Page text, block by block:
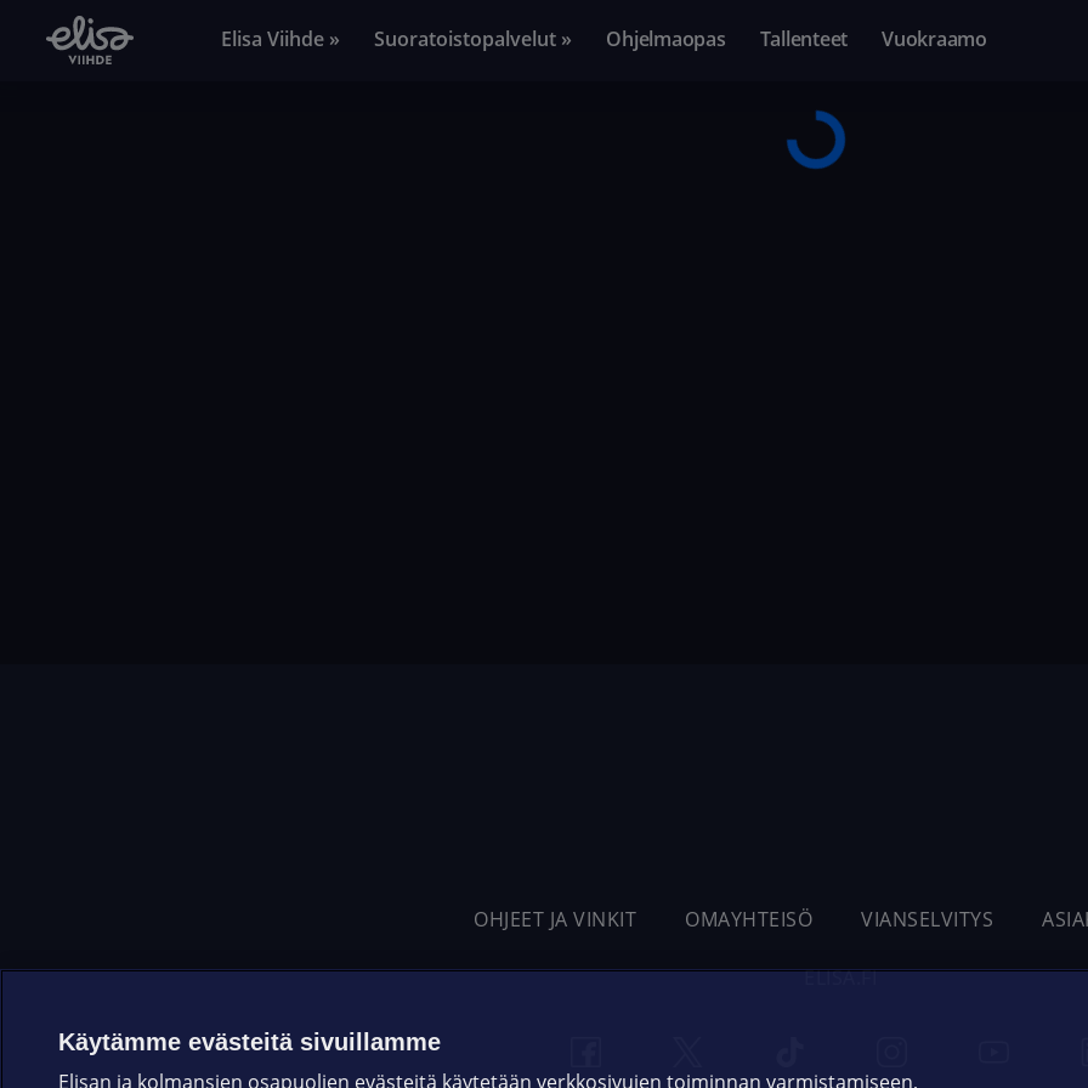
Elisa Viihde » Suoratoistopalvelut » Ohjelmaopas Tallenteet Vuokraamo
OHJEET JA VINKIT OMAYHTEISÖ VIANSELVITYS
ELISA.FI
Käytämme evästeitä sivuillamme
Elisan ja kolmansien osapuolien evästeitä käytetään verkkosivujen toiminnan varmistamiseen,